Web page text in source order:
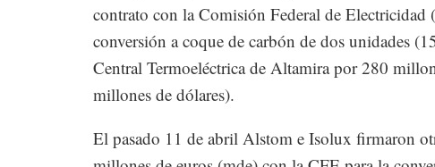
contrato con la Comisión Federal de Electricidad
conversión a coque de carbón de dos unidades
Central Termoeléctrica de Altamira por 280
millones de dólares).
El pasado 11 de abril Alstom e Isolux firmaron